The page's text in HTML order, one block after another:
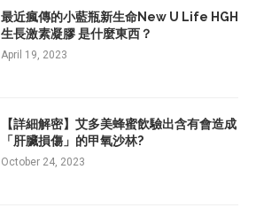
最近瘋傳的小藍瓶新生命New U Life HGH
生長激素凝膠 是什麼東西？
April 19, 2023
【詳細解密】艾多美蜂蜜飲驗出含有會造成
「肝臟損傷」的甲氧沙林?
October 24, 2023